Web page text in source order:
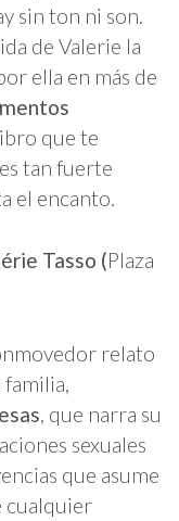
sin ton ni son.
de Valerie la
ella en más de
que te
tan fuerte
el encanto.
Tasso (Plaza
relato
familia,
, que narra su
sexuales
que asume
cualquier